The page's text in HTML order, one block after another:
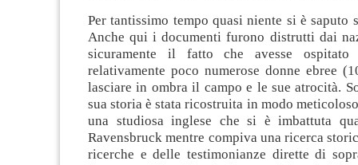
Per tantissimo tempo quasi niente si è saputo
Anche qui i documenti furono distrutti dai
sicuramente il fatto che avesse
relativamente poco numerose donne ebree
lasciare in ombra il campo e le sue atrocità.
sua storia è stata ricostruita in modo
una studiosa inglese che si è imbattuta
Ravensbruck mentre compiva una ricerca
ricerche e delle testimonianze dirette di